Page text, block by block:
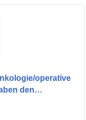
operative
den